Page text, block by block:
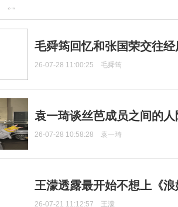
毛舜筠回忆和张国荣交往
26-07-28 11:00:25 毛舜筠
袁一琦谈丝芭成员之间的
26-07-28 10:58:28 袁一琦
王濛透露最开始不想上《
26-07-21 11:12:57 王濛